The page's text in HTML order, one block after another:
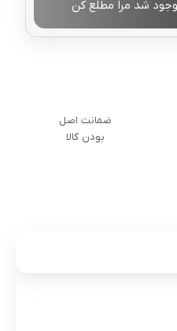
شد مرا مطلع کن
ضمانت اصل
بودن کالا